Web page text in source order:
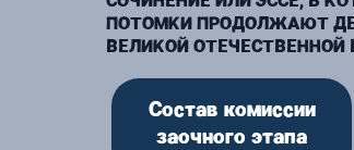
ПОТОМКИ ПРОДОЛЖАЮТ
ВЕЛИКОЙ
Состав комиссии
заочного этапа